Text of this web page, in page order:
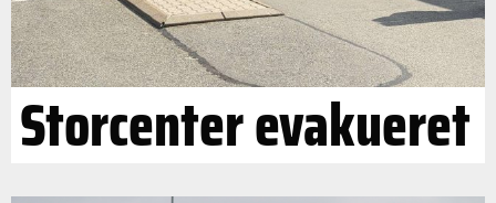
Storcenter evakueret